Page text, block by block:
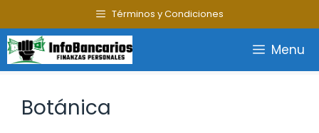
al
contenido
Términos y Condiciones
Menu
Botánica